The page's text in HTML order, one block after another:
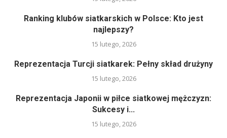
Ranking klubów siatkarskich w Polsce: Kto jest
najlepszy?
15 lutego, 2026
Reprezentacja Turcji siatkarek: Pełny skład drużyny
15 lutego, 2026
Reprezentacja Japonii w piłce siatkowej mężczyzn:
Sukcesy i...
15 lutego, 2026